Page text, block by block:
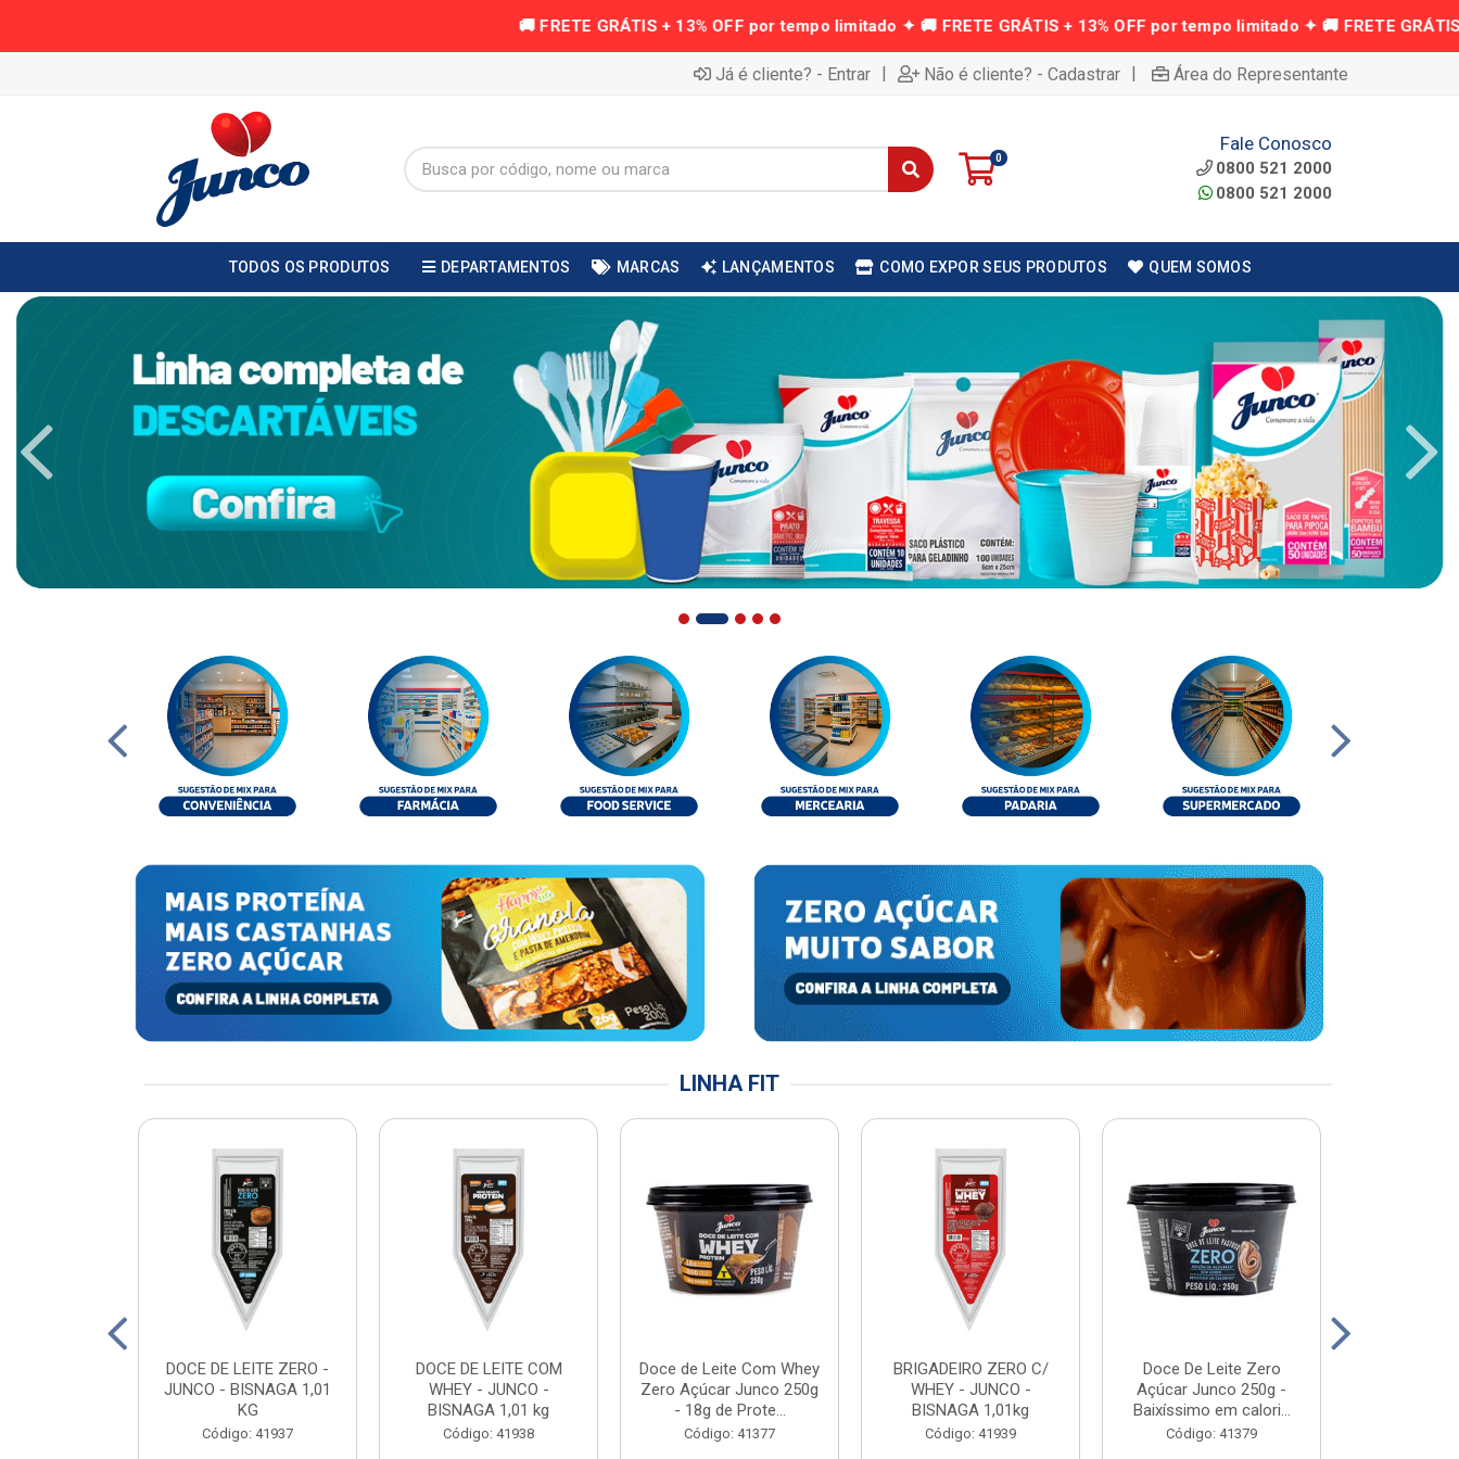
Já é cliente? - Entrar | Não é cliente? - Cadastrar | Área do Representante
0
Fale Conosco
0800 521 2000
0800 521 2000
TODOS OS PRODUTOS DEPARTAMENTOS MARCAS LANÇAMENTOS COMO EXPOR SEUS PRODUTOS QUEM SOMOS
LINHA FIT
DOCE DE LEITE ZERO -
JUNCO - BISNAGA 1,01
KG
Código: 41937
DOCE DE LEITE COM
WHEY - JUNCO -
BISNAGA 1,01 kg
Código: 41938
Doce de Leite Com Whey
Zero Açúcar Junco 250g
- 18g de Prote...
Código: 41377
BRIGADEIRO ZERO C/
WHEY - JUNCO -
BISNAGA 1,01kg
Código: 41939
Doce De Leite Zero
Açúcar Junco 250g -
Baixíssimo em calori...
Código: 41379